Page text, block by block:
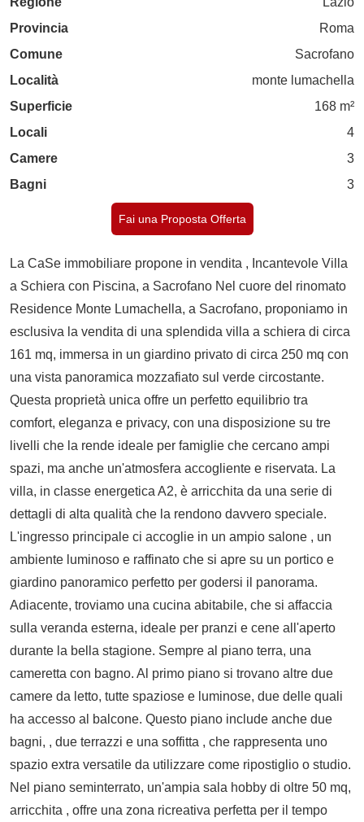
Provincia
Roma
Comune
Sacrofano
Località
monte lumachella
Superficie
168 m²
Locali
4
Camere
3
Bagni
3
Fai una Proposta Offerta
La CaSe immobiliare propone in vendita , Incantevole Villa
a Schiera con Piscina, a Sacrofano Nel cuore del rinomato
Residence Monte Lumachella, a Sacrofano, proponiamo in
esclusiva la vendita di una splendida villa a schiera di circa
161 mq, immersa in un giardino privato di circa 250 mq con
una vista panoramica mozzafiato sul verde circostante.
Questa proprietà unica offre un perfetto equilibrio tra
comfort, eleganza e privacy, con una disposizione su tre
livelli che la rende ideale per famiglie che cercano ampi
spazi, ma anche un'atmosfera accogliente e riservata. La
villa, in classe energetica A2, è arricchita da una serie di
dettagli di alta qualità che la rendono davvero speciale.
L'ingresso principale ci accoglie in un ampio salone , un
ambiente luminoso e raffinato che si apre su un portico e
giardino panoramico perfetto per godersi il panorama.
Adiacente, troviamo una cucina abitabile, che si affaccia
sulla veranda esterna, ideale per pranzi e cene all'aperto
durante la bella stagione. Sempre al piano terra, una
cameretta con bagno. Al primo piano si trovano altre due
camere da letto, tutte spaziose e luminose, due delle quali
ha accesso al balcone. Questo piano include anche due
bagni, , due terrazzi e una soffitta , che rappresenta uno
spazio extra versatile da utilizzare come ripostiglio o studio.
Nel piano seminterrato, un'ampia sala hobby di oltre 50 mq,
arricchita , offre una zona ricreativa perfetta per il tempo